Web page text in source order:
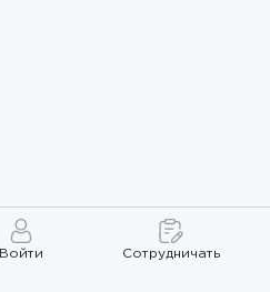
Войти Сотрудничать